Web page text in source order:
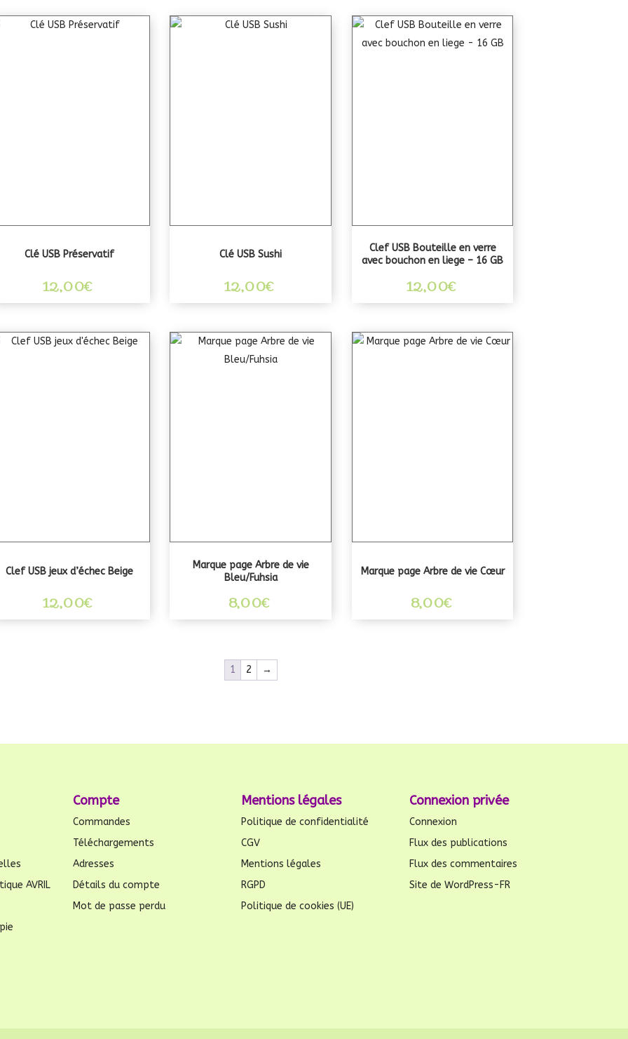
Clé USB Préservatif
12,00€
Clé USB Sushi
12,00€
Clef USB Bouteille en verre
avec bouchon en liege – 16 GB
12,00€
Clef USB jeux d’échec Beige
12,00€
Marque page Arbre de vie
Bleu/Fuhsia
8,00€
Marque page Arbre de vie Cœur
8,00€
1 2 →
AVRIL
Compte
Commandes
Téléchargements
Adresses
Détails du compte
Mot de passe perdu
Mentions légales
Politique de confidentialité
CGV
Mentions légales
RGPD
Politique de cookies (UE)
Connexion privée
Connexion
Flux des publications
Flux des commentaires
Site de WordPress-FR